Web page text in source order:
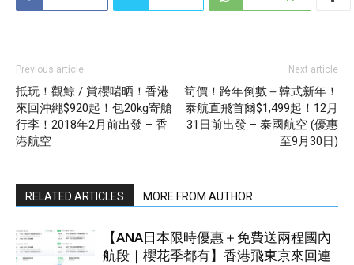
Previous article
抵玩！觀鯨 / 賞櫻啱晒！香港
來回沖繩$920起！包20kg寄艙
行李！2018年2月前出發 – 香
港航空
Next article
筍價！跨年倒數＋韓式新年！
泰航直飛首爾$1,499起！12月
31日前出發 – 泰國航空 (優惠
至9月30日)
RELATED ARTICLES MORE FROM AUTHOR
【ANA日本限時優惠＋免費送兩程國內
航段｜櫻花季都有】香港飛東京來回連